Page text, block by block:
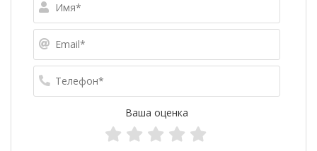
Ваша оценка